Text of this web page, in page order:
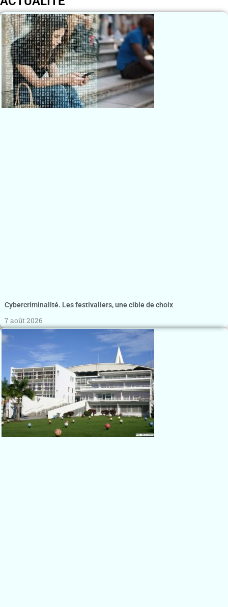
Cybercriminalité. Les festivaliers, une cible de choix
7 août 2026